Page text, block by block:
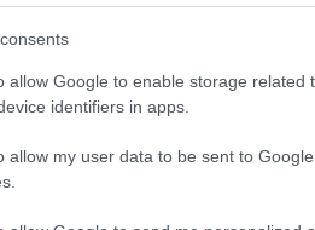
allow Google to enable storage related
identifiers in apps.
allow my user data to be sent to
vagyok, onnan indultam és
a sajtó mindenféléket irkál
kis sráctól bocsánatot kérni,